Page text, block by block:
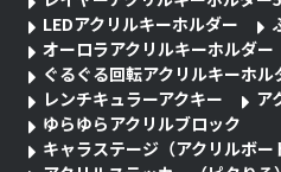
LEDアクリルキーホルダー
オーロラアクリルキーホルダー
ぐるぐる回転アクリルキーホル
レンチキュラーアクキー
ア
ゆらゆらアクリルブロック
キャラステージ（アクリルボー